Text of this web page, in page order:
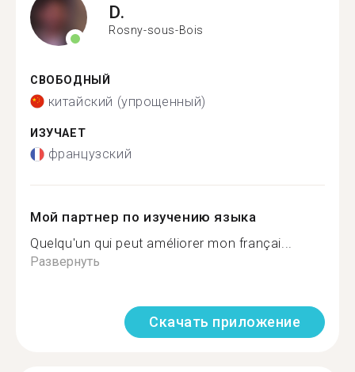
D.
Rosny-sous-Bois
СВОБОДНЫЙ
китайский (упрощенный)
ИЗУЧАЕТ
французский
Мой партнер по изучению языка
Quelqu'un qui peut améliorer mon françai...
Развернуть
Скачать приложение